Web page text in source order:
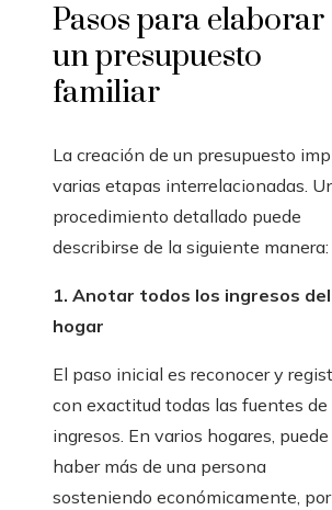
Pasos para elaborar
un presupuesto
familiar
La creación de un presupuesto
varias etapas interrelacionadas.
procedimiento detallado puede
describirse de la siguiente manera:
1. Anotar todos los ingresos del
hogar
El paso inicial es reconocer y
con exactitud todas las fuentes de
ingresos. En varios hogares, puede
haber más de una persona
sosteniendo económicamente,